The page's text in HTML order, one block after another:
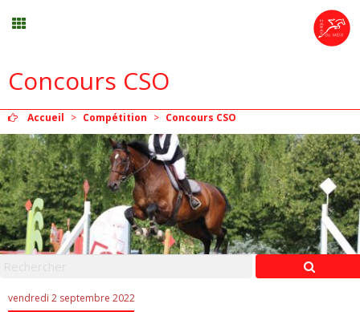
Randonnée
Menu
Mon compte
Panier
Concours CSO
Accueil > Compétition > Concours CSO
vendredi 2 septembre 2022